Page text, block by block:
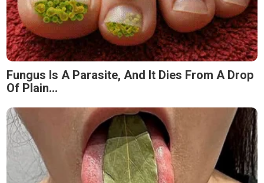
Fungus Is A Parasite, And It Dies From A Drop
Of Plain...